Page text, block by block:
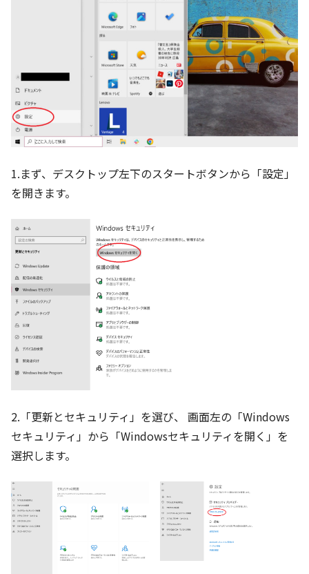
1.まず、デスクトップ左下のスタートボタンから「設定」
を開きます。
2.「更新とセキュリティ」を選び、 画面左の「Windows
セキュリティ」から「Windowsセキュリティを開く」を
選択します。